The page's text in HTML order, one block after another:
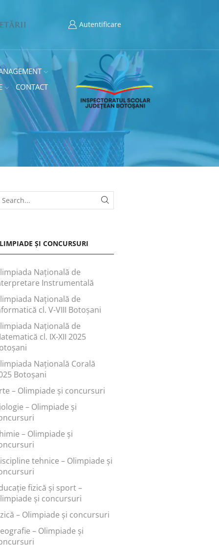
Autentificare
CONTACT
ȘI CONCURSURI
Națională de
Instrumentală
Națională de
cl. V-VIII Botoșani
Națională de
cl. IX-XII 2025
Națională Corală
Botoșani
– Olimpiade și concursuri
– Olimpiade și
– Olimpiade și
tehnice – Olimpiade și
fizică şi sport –
și concursuri
– Olimpiade și concursuri
– Olimpiade și